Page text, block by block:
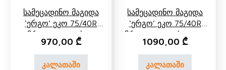
Სამეცადინო Მაგიდა
‘ერგო’ Ეკო 75/40R
Მრგვალი Კუთხით
970,00 ₾
კალათაში
Სამეცადინო Მაგიდა
‘ერგო’ Ეკო 75/40R
Მრგვალი Კუთხით Და
Უკანა Თაროთი
1090,00 ₾
კალათაში